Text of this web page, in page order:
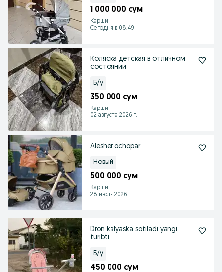
1 000 000 сум
Карши
Сегодня в 08:49
Коляска детская в отличном
состоянии
Б/у
350 000 сум
Карши
02 августа 2026 г.
Alesher.ochopar.
Новый
500 000 сум
Карши
28 июля 2026 г.
Dron kalyaska sotiladi yangi
turibti
Б/у
450 000 сум